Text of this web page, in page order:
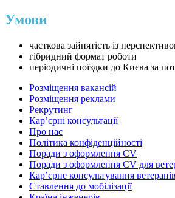
Умови
часткова зайнятість із
гібридний формат роботи
періодичні поїздки до Києва за
Розміщення вакансій
Розміщення реклами
Рекрутинг
Карʼєрні консультації
Про нас
Політика конфіденційності
Поради з оформлення CV
Поради з оформлення CV для
Карʼєрне консультування ветеранів
Ставлення до мобілізації